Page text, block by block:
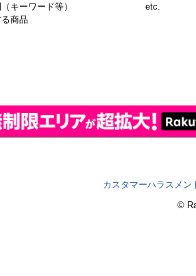
キーワード等）
商品
etc.
カスタマーハラスメン
©